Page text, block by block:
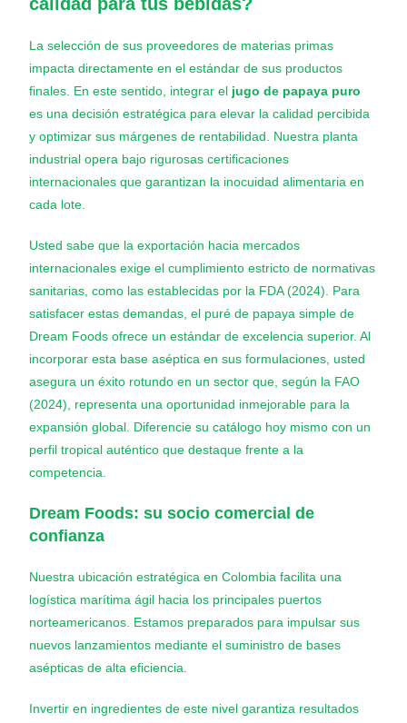
La selección de sus proveedores de materias primas
impacta directamente en el estándar de sus productos
finales. En este sentido, integrar el jugo de papaya puro
es una decisión estratégica para elevar la calidad percibida
y optimizar sus márgenes de rentabilidad. Nuestra planta
industrial opera bajo rigurosas certificaciones
internacionales que garantizan la inocuidad alimentaria en
cada lote.
Usted sabe que la exportación hacia mercados
internacionales exige el cumplimiento estricto de normativas
sanitarias, como las establecidas por la FDA (2024). Para
satisfacer estas demandas, el puré de papaya simple de
Dream Foods ofrece un estándar de excelencia superior. Al
incorporar esta base aséptica en sus formulaciones, usted
asegura un éxito rotundo en un sector que, según la FAO
(2024), representa una oportunidad inmejorable para la
expansión global. Diferencie su catálogo hoy mismo con un
perfil tropical auténtico que destaque frente a la
competencia.
Dream Foods: su socio comercial de
confianza
Nuestra ubicación estratégica en Colombia facilita una
logística marítima ágil hacia los principales puertos
norteamericanos. Estamos preparados para impulsar sus
nuevos lanzamientos mediante el suministro de bases
asépticas de alta eficiencia.
Invertir en ingredientes de este nivel garantiza resultados